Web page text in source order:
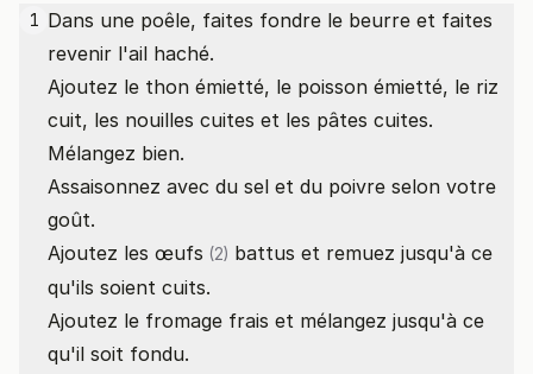
1 Dans une poêle, faites fondre le beurre et faites
revenir l'ail haché.
Ajoutez le thon émietté, le poisson émietté, le riz
cuit, les nouilles cuites et les pâtes cuites.
Mélangez bien.
Assaisonnez avec du sel et du poivre selon votre
goût.
Ajoutez les œufs (2) battus et remuez jusqu'à ce
qu'ils soient cuits.
Ajoutez le fromage frais et mélangez jusqu'à ce
qu'il soit fondu.